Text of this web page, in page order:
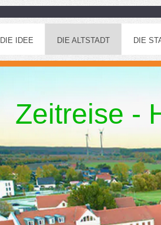
DIE IDEE DIE ALTSTADT DIE
Zeitreise -